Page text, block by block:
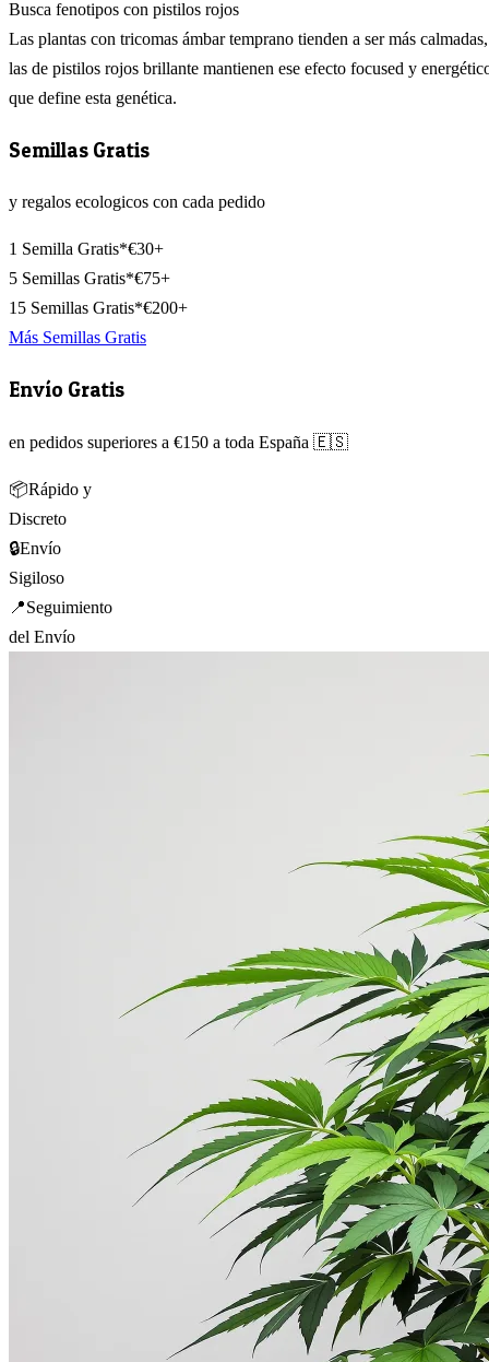
Busca fenotipos con pistilos rojos
Las plantas con tricomas ámbar temprano tienden a ser más calmadas,
las de pistilos rojos brillante mantienen ese efecto focused y
que define esta genética.
Semillas Gratis
y regalos ecologicos con cada pedido
1 Semilla Gratis*€30+
5 Semillas Gratis*€75+
15 Semillas Gratis*€200+
Más Semillas Gratis
Envío Gratis
en pedidos superiores a €150 a toda España 🇪🇸
📦Rápido y
Discreto
🔒Envío
Sigiloso
📍Seguimiento
del Envío